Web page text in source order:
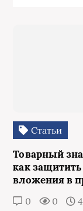
Статьи
Товарный
как
вложения в
0 0